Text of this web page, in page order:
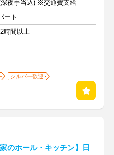
夜手当込) ※交通費支給
ート
時間以上
シルバー歓迎
家のホール・キッチン】日